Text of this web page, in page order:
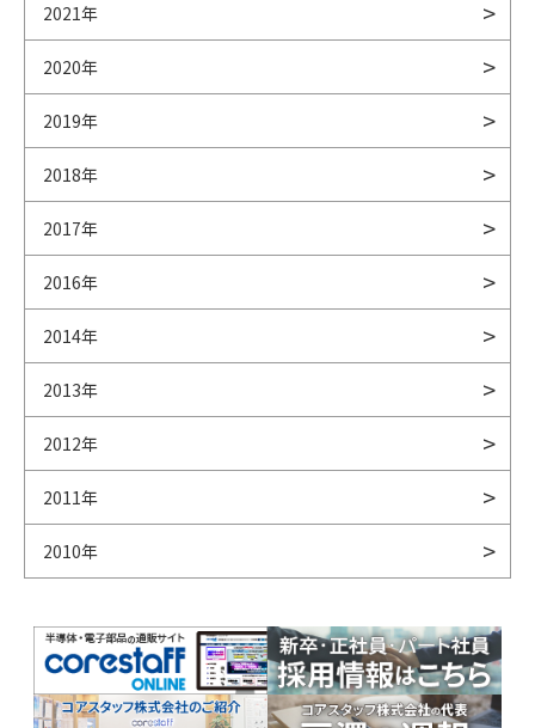
2021年
2020年
2019年
2018年
2017年
2016年
2014年
2013年
2012年
2011年
2010年